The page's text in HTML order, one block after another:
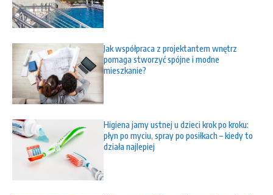
Jak współpraca z projektantem wnętrz
pomaga stworzyć spójne i modne
mieszkanie?
Higiena jamy ustnej u dzieci krok po kroku:
płyn po myciu, spray po posiłkach – kiedy to
działa najlepiej